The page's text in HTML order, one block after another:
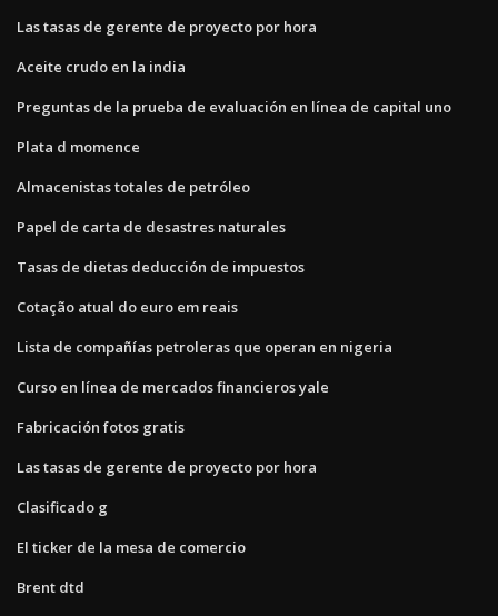
Las tasas de gerente de proyecto por hora
Aceite crudo en la india
Preguntas de la prueba de evaluación en línea de capital uno
Plata d momence
Almacenistas totales de petróleo
Papel de carta de desastres naturales
Tasas de dietas deducción de impuestos
Cotação atual do euro em reais
Lista de compañías petroleras que operan en nigeria
Curso en línea de mercados financieros yale
Fabricación fotos gratis
Las tasas de gerente de proyecto por hora
Clasificado g
El ticker de la mesa de comercio
Brent dtd